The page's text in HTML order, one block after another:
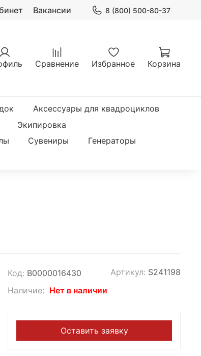
Вакансии 8 (800) 500-80-37
Сравнение Избранное Корзина
Аксессуары для квадроциклов
Экипировка
Сувениры
Генераторы
Код: В0000016430 Артикул: S241198
Наличие: Нет в наличии
Оставить заявку